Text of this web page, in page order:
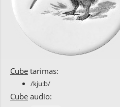
Cube tarimas:
/kju:b/
Cube audio: